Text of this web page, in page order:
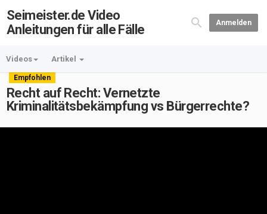
Seimeister.de Video
Anleitungen für alle Fälle
Anmelden
Videos Artikel
Empfohlen
Recht auf Recht: Vernetzte
Kriminalitätsbekämpfung vs Bürgerrechte?